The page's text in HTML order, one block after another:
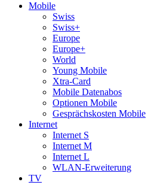
Mobile
Swiss
Swiss+
Europe
Europe+
World
Young Mobile
Xtra-Card
Mobile Datenabos
Optionen Mobile
Gesprächskosten Mobile
Internet
Internet S
Internet M
Internet L
WLAN-Erweiterung
TV